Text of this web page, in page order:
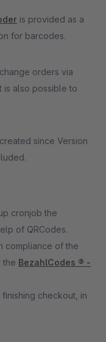
is provided as a
for barcodes.
orders via
is also possible to
since Version
cronjob the
of QRCodes.
compliance of the
the BezahlCodes ® -
checkout, in